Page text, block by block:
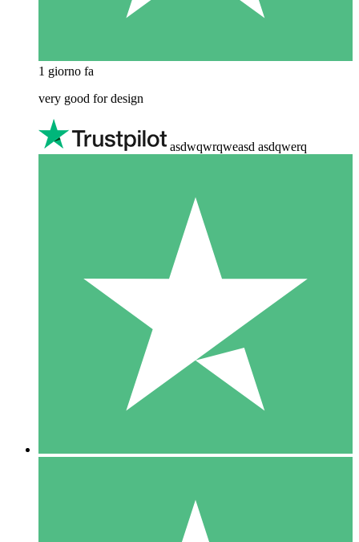
1 giorno fa
very good for design
asdwqwrqweasd asdqwerq